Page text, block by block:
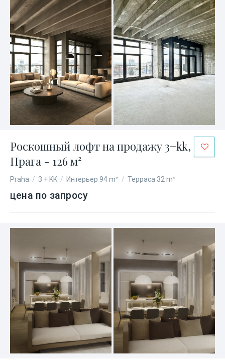
Роскошный лофт на продажу 3+kk,
Прага - 126 м²
Praha / 3 + KK / Интерьер 94 m² / Терраса 32 m²
цена по запросу